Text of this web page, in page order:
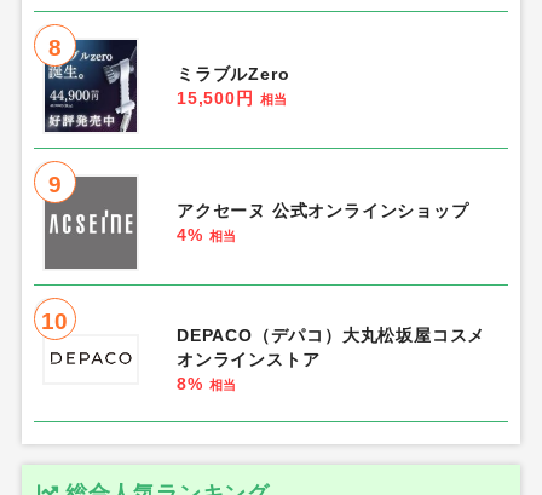
8
ミラブルZero
15,500円
相当
9
アクセーヌ 公式オンラインショップ
4% 相当
10
DEPACO（デパコ）大丸松坂屋コスメ
オンラインストア
8% 相当